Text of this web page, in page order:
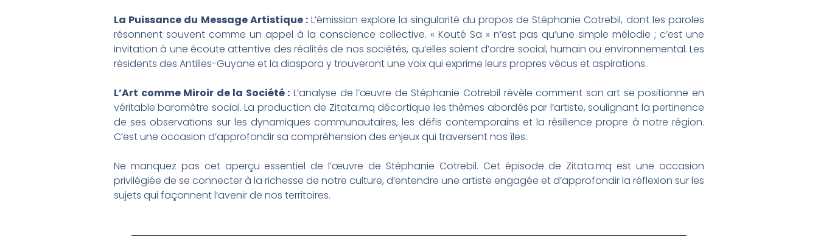
La Puissance du Message Artistique :L’émission explore la singularité du propos de Stéphanie Cotrebil, dont les paroles
résonnent souvent comme un appel à la conscience collective. « Kouté Sa » n’est pas qu’une simple mélodie ; c’est une
invitation à une écoute attentive des réalités de nos sociétés, qu’elles soient d’ordre social, humain ou environnemental. Les
résidents des Antilles-Guyane et la diaspora y trouveront une voix qui exprime leurs propres vécus et aspirations.
L’Art comme Miroir de la Société : L’analyse de l’œuvre de Stéphanie Cotrebil révèle comment son art se positionne en
véritable baromètre social. La production de Zitata.mq décortique les thèmes abordés par l’artiste, soulignant la pertinence
de ses observations sur les dynamiques communautaires, les défis contemporains et la résilience propre à notre région.
C’est une occasion d’approfondir sa compréhension des enjeux qui traversent nos îles.
Ne manquez pas cet aperçu essentiel de l’œuvre de Stéphanie Cotrebil. Cet épisode de Zitata.mq est une occasion
privilégiée de se connecter à la richesse de notre culture, d’entendre une artiste engagée et d’approfondir la réflexion sur les
sujets qui façonnent l’avenir de nos territoires.